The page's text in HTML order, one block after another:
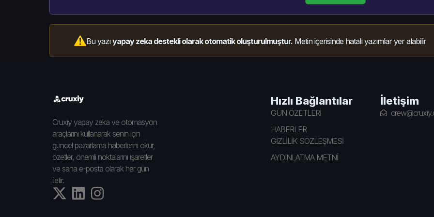
Bu yazıyapay zeka destekli olarak otomatik oluşturulmuştur. Metin içerisinde hatalı yazımlar yer alabilir
Cruxiy yapay zeka ve otomasyon
araçlarını kullanarak senin için
güncel pazarlama haberlerini okur,
özetler, önemli noktalarını işaretler
ve sana e-posta olarak her gün
iletir.
Hızlı Bağlantılar
GÜN ÖZETLERİ
HABERLER
GİZLİLİK SÖZLEŞMESİ
AYDINLATMA METNİ
İletişim